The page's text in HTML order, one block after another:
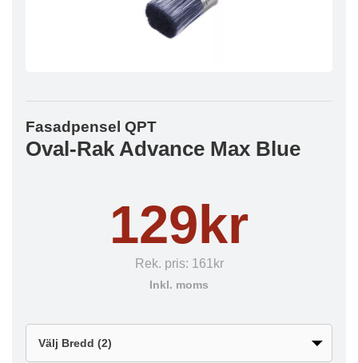
Fasadpensel QPT
Oval-Rak Advance Max Blue
129kr
Rek. pris: 161kr
Inkl. moms